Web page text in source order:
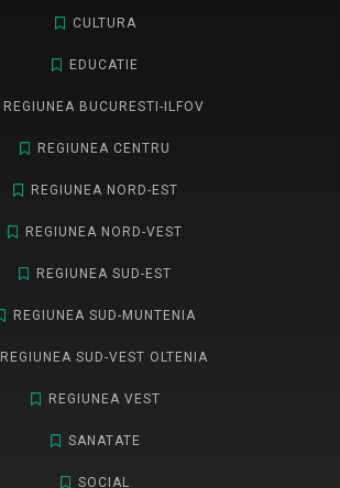
CULTURA
EDUCATIE
REGIUNEA BUCURESTI-ILFOV
REGIUNEA CENTRU
REGIUNEA NORD-EST
REGIUNEA NORD-VEST
REGIUNEA SUD-EST
REGIUNEA SUD-MUNTENIA
REGIUNEA SUD-VEST OLTENIA
REGIUNEA VEST
SANATATE
SOCIAL